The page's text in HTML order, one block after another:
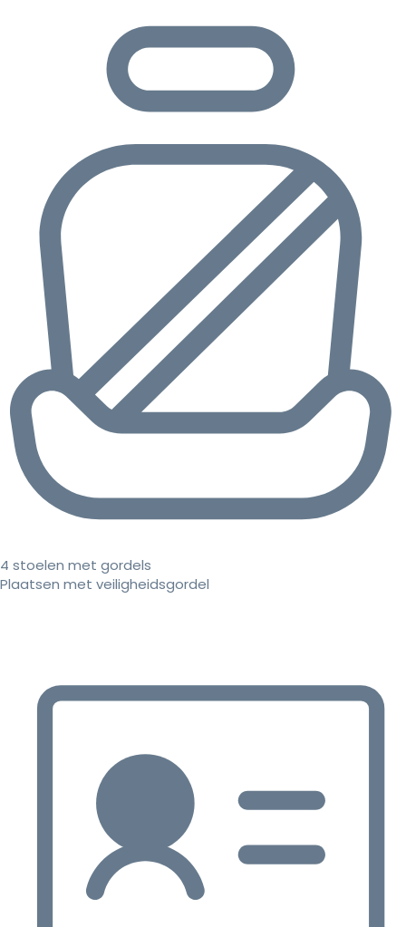
4 stoelen met gordels
Plaatsen met veiligheidsgordel